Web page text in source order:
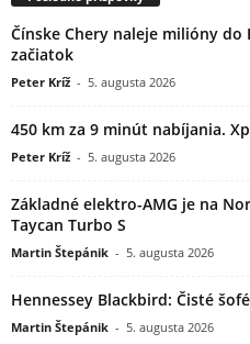
Čínske Chery naleje milióny
začiatok
Peter Kríž - 5. augusta 2026
450 km za 9 minút nabíjania.
Peter Kríž - 5. augusta 2026
Základné elektro-AMG je na
Taycan Turbo S
Martin Štepánik - 5. augusta 2026
Hennessey Blackbird: Čisté
Martin Štepánik - 5. augusta 2026